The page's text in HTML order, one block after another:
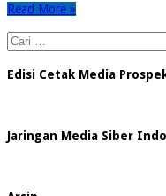
Read More »
Cari
untuk:
Edisi Cetak Media
Jaringan Media Siber